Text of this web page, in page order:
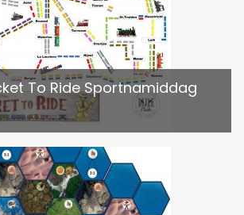
To Ride Sportnamiddag